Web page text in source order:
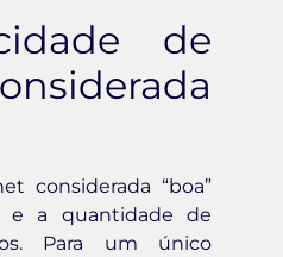
de
considerada “boa”
e a quantidade de
Para um único